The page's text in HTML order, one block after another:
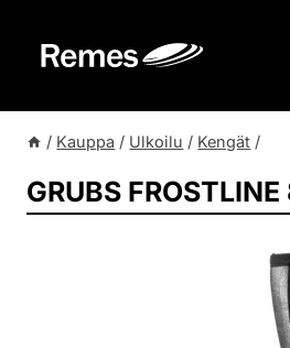
sisältöön
/ Kauppa / Ulkoilu / Kengät /
GRUBS